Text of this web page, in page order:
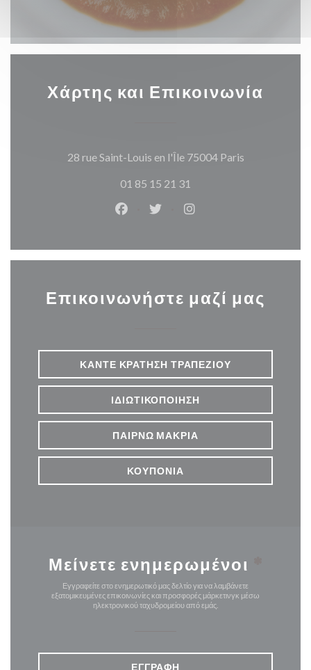
Χάρτης και Επικοινωνία
28 rue Saint-Louis en l'Île 75004 Paris((ανοίγει σε
01 85 15 21 31
Facebook ((ανοίγει σε νέο
Επικοινωνήστε μαζί μας
ΚΆΝΤΕ ΚΡΆΤΗΣΗ ΤΡΑΠΕΖΙΟΎ
ΙΔΙΩΤΙΚΟΠΟΊΗΣΗ
ΠΑΊΡΝΩ ΜΑΚΡΙΆ
ΚΟΥΠΌΝΙΑ
Μείνετε ενημερωμένοι
Εγγραφείτε στο ενημερωτικό μας δελτίο για να λαμβάνετε
εξατομικευμένες επικοινωνίες και προσφορές μάρκετινγκ μέσω
ηλεκτρονικού ταχυδρομείου από εμάς.
ΕΓΓΡΑΦΉ